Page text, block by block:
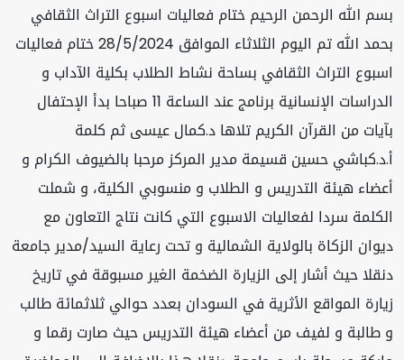
بسم الله الرحمن الرحيم ختام فعاليات اسبوع التراث الثقافي
بحمد الله تم اليوم الثلاثاء الموافق 28/5/2024 ختام فعاليات
اسبوع التراث الثقافي بساحة نشاط الطلاب بكلية الآداب و
الدراسات الإنسانية برنامج عند الساعة 11 صباحا بدأ الإحتفال
بآيات من القرآن الكريم تلاها د.كمال عيسى ثم كلمة
أ.د.كباشي حسين قسيمة مدير المركز مرحبا بالضيوف الكرام و
أعضاء هيئة التدريس و الطلاب و منسوبي الكلية، و شملت
الكلمة سردا لفعاليات الاسبوع التي كانت نتاج التعاون مع
ديوان الزكاة بالولاية الشمالية و تحت رعاية السيد/مدير جامعة
دنقلا حيث أشار إلى الزيارة الضخمة الغير مسبوقة في تاريخ
زيارة المواقع الأثرية في السودان بعدد حوالي ثلاثمائة طالب
و طالبة و لفيف من أعضاء هيئة التدريس حيث صارت رقما و